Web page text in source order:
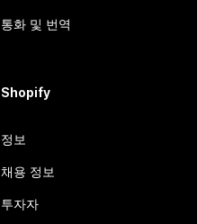
통화 및 번역
Shopify
정보
채용 정보
투자자